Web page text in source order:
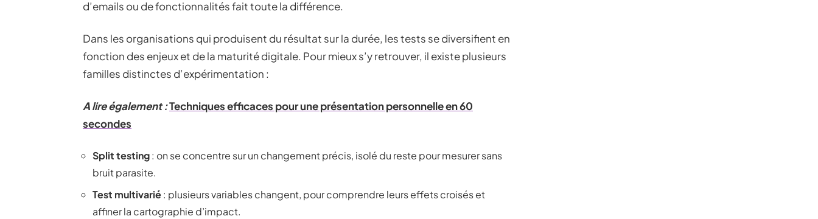
d’emails ou de fonctionnalités fait toute la différence.
Dans les organisations qui produisent du résultat sur la durée, les tests se diversifient en
fonction des enjeux et de la maturité digitale. Pour mieux s’y retrouver, il existe plusieurs
familles distinctes d’expérimentation :
A lire également :Techniques efficaces pour une présentation personnelle en 60
secondes
Split testing: on se concentre sur un changement précis, isolé du reste pour mesurer sans
bruit parasite.
Test multivarié: plusieurs variables changent, pour comprendre leurs effets croisés et
affiner la cartographie d’impact.